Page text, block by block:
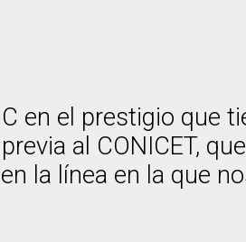
en el prestigio que
al CONICET,
la línea en la que